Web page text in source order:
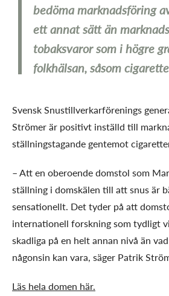
bedöma marknadsföring
ett annat sätt än
tobaksvaror som i högre
folkhälsan, såsom
Svensk Snustillverkarförenings
Strömer är positivt inställd till
ställningstagande gentemot
– Att en oberoende domstol som
ställning i domskälen till att snus är
sensationellt. Det tyder på att
internationell forskning som tydligt
skadliga på en helt annan nivå än
någonsin kan vara, säger Patrik
Läs hela domen här.